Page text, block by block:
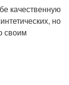
качественную
но
своим